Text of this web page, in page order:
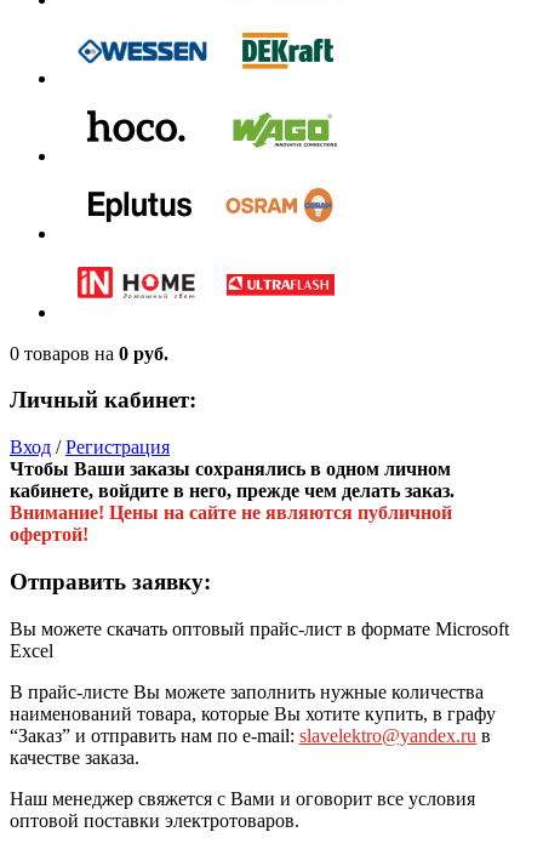
0 товаров на 0 руб.
Личный кабинет:
Вход /Регистрация
Чтобы Ваши заказы сохранялись в одном личном
кабинете, войдите в него, прежде чем делать заказ.
Внимание! Цены на сайте не являются публичной
офертой!
Отправить заявку:
Вы можете скачать оптовый прайс-лист в формате Microsoft
Excel
В прайс-листе Вы можете заполнить нужные количества
наименований товара, которые Вы хотите купить, в графу
“Заказ” и отправить нам по e-mail: slavelektro@yandex.ru в
качестве заказа.
Наш менеджер свяжется с Вами и оговорит все условия
оптовой поставки электротоваров.